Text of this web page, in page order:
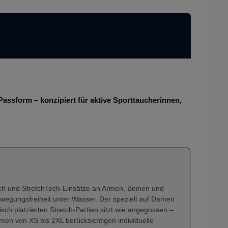
– konzipiert für aktive Sporttaucherinnen,
und StretchTech-Einsätze an Armen, Beinen und
unter Wasser. Der speziell auf Damen
platzierten Stretch-Partien sitzt wie angegossen –
von XS bis 2XL berücksichtigen individuelle